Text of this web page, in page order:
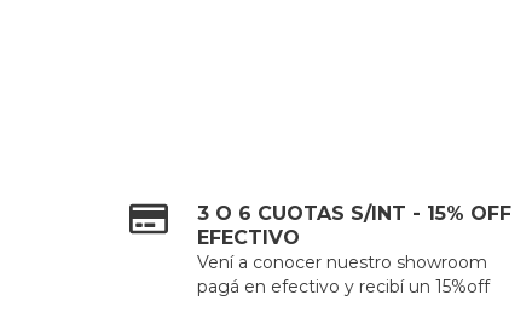
3 O 6 CUOTAS S/INT - 15% OFF
EFECTIVO
Vení a conocer nuestro showroom
pagá en efectivo y recibí un 15%off